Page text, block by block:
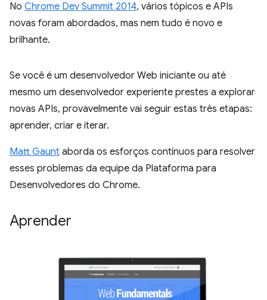
No Chrome Dev Summit 2014, vários tópicos e APIs
novas foram abordados, mas nem tudo é novo e
brilhante.
Se você é um desenvolvedor Web iniciante ou até
mesmo um desenvolvedor experiente prestes a explorar
novas APIs, provavelmente vai seguir estas três etapas:
aprender, criar e iterar.
Matt Gaunt aborda os esforços contínuos para resolver
esses problemas da equipe da Plataforma para
Desenvolvedores do Chrome.
Aprender